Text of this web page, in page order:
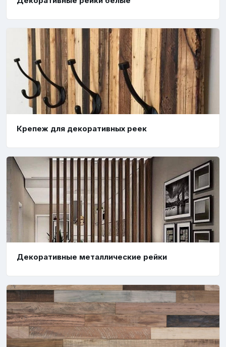
Крепеж для декоративных реек
Декоративные металлические рейки